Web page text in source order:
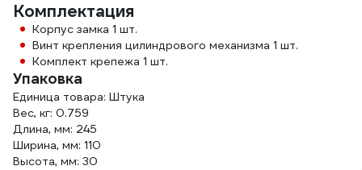
Комплектация
Корпус замка 1 шт.
Винт крепления цилиндрового механизма 1 шт.
Комплект крепежа 1 шт.
Упаковка
Единица товара: Штука
Вес, кг: 0.759
Длина, мм: 245
Ширина, мм: 110
Высота, мм: 30